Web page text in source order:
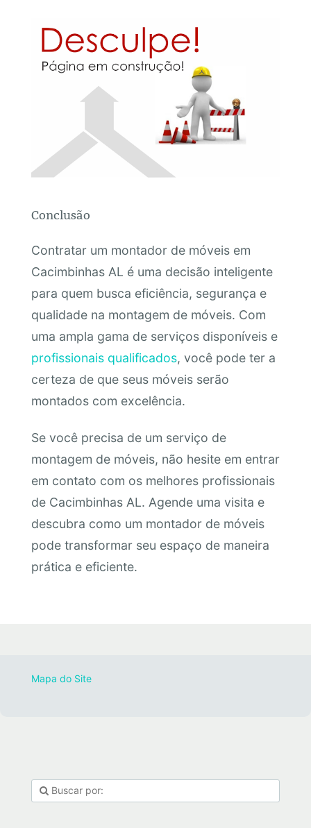
Conclusão
Contratar um montador de móveis em
Cacimbinhas AL é uma decisão inteligente
para quem busca eficiência, segurança e
qualidade na montagem de móveis. Com
uma ampla gama de serviços disponíveis e
profissionais qualificados, você pode ter a
certeza de que seus móveis serão
montados com excelência.
Se você precisa de um serviço de
montagem de móveis, não hesite em entrar
em contato com os melhores profissionais
de Cacimbinhas AL. Agende uma visita e
descubra como um montador de móveis
pode transformar seu espaço de maneira
prática e eficiente.
Mapa do Site